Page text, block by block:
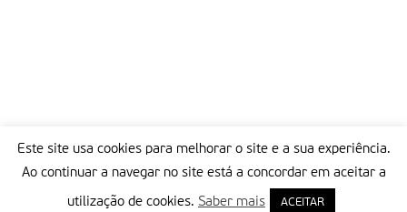
Este site usa cookies para melhorar o site e a sua experiência.
Ao continuar a navegar no site está a concordar em aceitar a
utilização de cookies. Saber mais ACEITAR